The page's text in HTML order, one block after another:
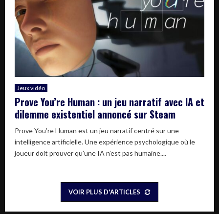
Jeux vidéo
Prove You’re Human : un jeu narratif avec IA et
dilemme existentiel annoncé sur Steam
Prove You’re Human est un jeu narratif centré sur une
intelligence artificielle. Une expérience psychologique où le
joueur doit prouver qu’une IA n’est pas humaine....
VOIR PLUS D'ARTICLES